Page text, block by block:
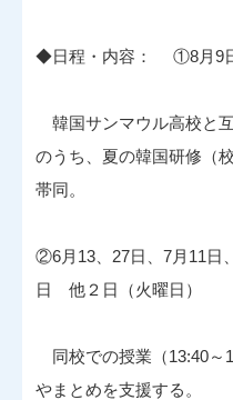
◆日程・内容： ①8月9
韓国サンマウル高校と
のうち、夏の韓国研修（
帯同。
②6月13、27日、7月11日
日 他２日（火曜日）
同校での授業（13:40～
やまとめを支援する。